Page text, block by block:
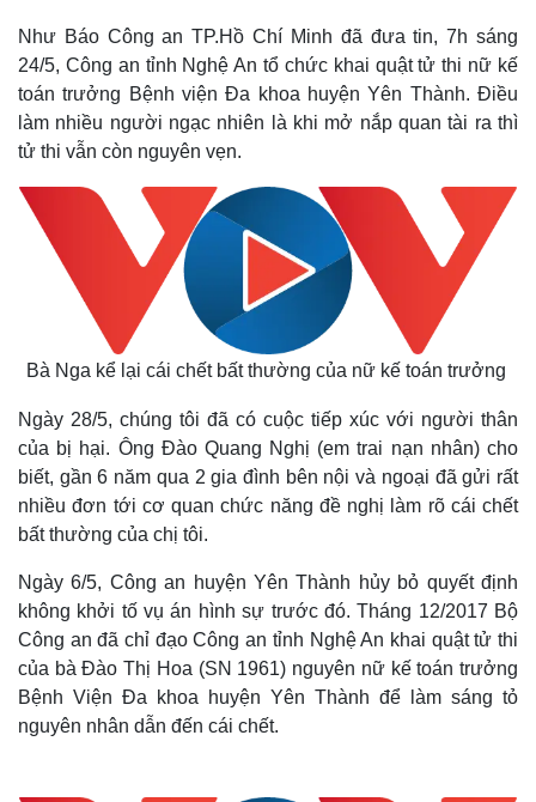
Như Báo Công an TP.Hồ Chí Minh đã đưa tin, 7h sáng
24/5, Công an tỉnh Nghệ An tổ chức khai quật tử thi nữ kế
toán trưởng Bệnh viện Đa khoa huyện Yên Thành. Điều
làm nhiều người ngạc nhiên là khi mở nắp quan tài ra thì
tử thi vẫn còn nguyên vẹn.
Bà Nga kể lại cái chết bất thường của nữ kế toán trưởng
Ngày 28/5, chúng tôi đã có cuộc tiếp xúc với người thân
của bị hại. Ông Đào Quang Nghị (em trai nạn nhân) cho
biết, gần 6 năm qua 2 gia đình bên nội và ngoại đã gửi rất
nhiều đơn tới cơ quan chức năng đề nghị làm rõ cái chết
bất thường của chị tôi.
Ngày 6/5, Công an huyện Yên Thành hủy bỏ quyết định
không khởi tố vụ án hình sự trước đó. Tháng 12/2017 Bộ
Công an đã chỉ đạo Công an tỉnh Nghệ An khai quật tử thi
của bà Đào Thị Hoa (SN 1961) nguyên nữ kế toán trưởng
Bệnh Viện Đa khoa huyện Yên Thành để làm sáng tỏ
nguyên nhân dẫn đến cái chết.